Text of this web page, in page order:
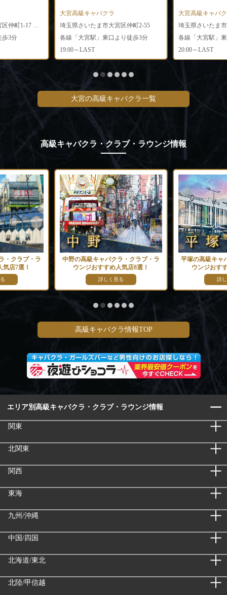
歩3分
大宮高級キャバクラ
埼玉県さいたま市大宮区仲町2-55
各線「大宮駅」東口より徒歩3分
19:00～LAST
大宮高級キャバ
20:00～LAST
大宮の高級キャバクラ一覧
高級キャバクラ・クラブ・ラウンジ情報
・クラブ・ラ
店7選！
中野の高級キャバクラ・クラブ・ラ
ウンジおすすめ人気店8選！
詳しく見る
平塚の高級キャ
ウンジおす
詳
高級キャバクラ情報TOP
エリア別高級キャバクラ・クラブ・ラウンジ情報
関東
北関東
関西
東海
九州/沖縄
中国/四国
北海道/東北
北陸/甲信越